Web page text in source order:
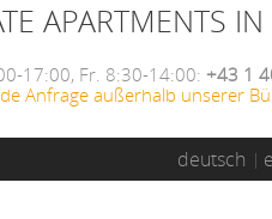
APARTMENTS
17:00, Fr. 8:30-14:00: +43 1
Anfrage außerhalb unserer
deutsch